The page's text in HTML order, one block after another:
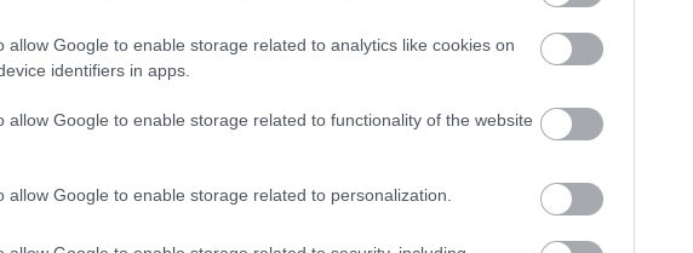
allow Google to enable storage related to analytics like cookies on
identifiers in apps.
allow Google to enable storage related to functionality of the website
allow Google to enable storage related to personalization.
noen uttak til verdenscupåpningen på direkten, men
på vei har lagt kabalen.
store spørsmålstegn som jeg fikk gode svar på. Jeg sier
til NRK etter rennet, og fortsetter:
folk som har gått fort som blir igjen hjemme. Heldigvis